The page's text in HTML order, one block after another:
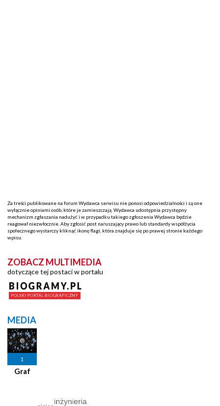
Za treści publikowane na forum Wydawca serwisu nie ponosi odpowiedzialności i są one
wyłącznie opiniami osób, które je zamieszczają. Wydawca udostępnia przystępny
mechanizm zgłaszania nadużyć i w przypadku takiego zgłoszenia Wydawca będzie
reagował niezwłocznie. Aby zgłosić post naruszający prawo lub standardy współżycia
społecznego wystarczy kliknąć ikonę flagi, która znajduje się po prawej stronie każdego
wpisu.
ZOBACZ MULTIMEDIA
dotyczące tej postaci w portalu
MEDIA
1
Graf